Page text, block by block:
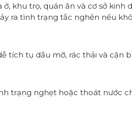
khu trọ, quán ăn và cơ sở kinh
ra tình trạng tắc nghẽn nếu
tích tụ dầu mỡ, rác thải và cặn
trạng nghẹt hoặc thoát nước